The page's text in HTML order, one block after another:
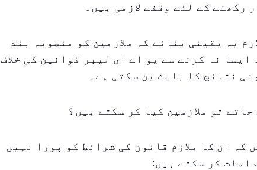
رکھنے کے لئے وقفے لازمی ہیں۔
یہ یقینی بنائے کہ ملازمین کو منصوبہ بند
نہ کرنے سے یو اے ای لیبر قوانین کی خلاف
نتائج کا باعث بن سکتی ہے۔
تو ملازمین کیا کر سکتے ہیں؟
کہ ان کا ملازم قانون کی شرائط کو پورا نہیں
کر سکتے ہیں: